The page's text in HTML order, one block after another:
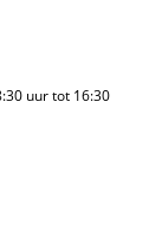
uur tot 16:30